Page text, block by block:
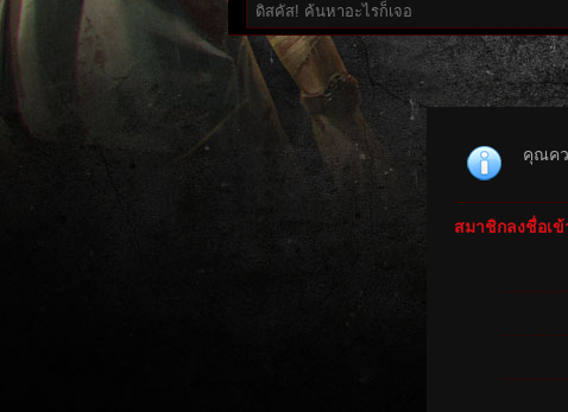
คุณคว
สมาชิกลงชื่อเข้